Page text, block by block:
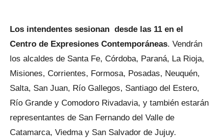
Los intendentes sesionan desde las 11 en el
Centro de Expresiones Contemporáneas. Vendrán
los alcaldes de Santa Fe, Córdoba, Paraná, La Rioja,
Misiones, Corrientes, Formosa, Posadas, Neuquén,
Salta, San Juan, Río Gallegos, Santiago del Estero,
Río Grande y Comodoro Rivadavia, y también estarán
representantes de San Fernando del Valle de
Catamarca, Viedma y San Salvador de Jujuy.